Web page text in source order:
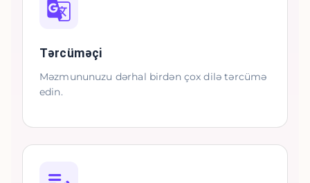
Tərcüməçi
Məzmununuzu dərhal birdən çox dilə tərcümə
edin.